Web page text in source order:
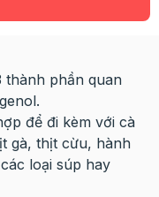
thành phần quan
để đi kèm với cà
gà, thịt cừu, hành
loại súp hay